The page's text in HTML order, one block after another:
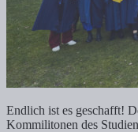
Endlich ist es geschafft!
Kommilitonen des